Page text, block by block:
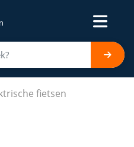
fietsen
-EU-normen